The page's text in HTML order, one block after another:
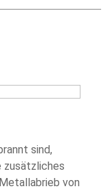
sind,
zusätzliches
von